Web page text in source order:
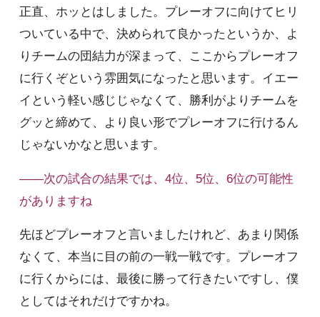
正直、ホッとはしました。プレーオフに向けてヒリ
ついている中で、決められて良かったというか、よ
りチームの団結力が深まって、ここからプレーオフ
に行くぞという雰囲気になったと思います。イエー
イという軽い感じじゃなくて、勝利がよりチームを
グッと締めて、より良い形でプレーオフに行けるん
じゃないかなと思います。
――次の試合の結果では、4位、5位、6位の可能性
がありますね
先ほどプレーオフと言いましたけれど、あまり関係
なくて、本当に目の前の一戦一戦です。プレーオフ
に行くからには、最後に勝って行きたいですし、僕
としてはそれだけですかね。